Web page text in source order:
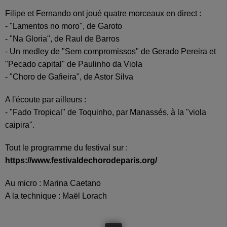
Filipe et Fernando ont joué quatre morceaux en direct :
- "Lamentos no moro", de Garoto
- "Na Gloria", de Raul de Barros
- Un medley de "Sem compromissos" de Gerado Pereira et
"Pecado capital" de Paulinho da Viola
- "Choro de Gafieira", de Astor Silva
A l'écoute par ailleurs :
- "Fado Tropical" de Toquinho, par Manassés, à la "viola
caipira".
Tout le programme du festival sur :
https://www.festivaldechorodeparis.org/
Au micro : Marina Caetano
A la technique : Maël Lorach